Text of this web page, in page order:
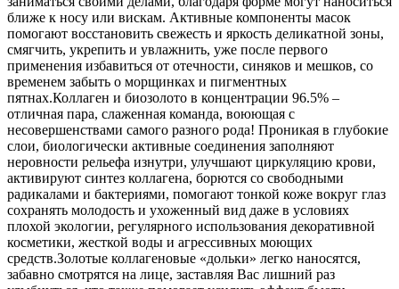
ближе к носу или вискам. Активные компоненты масок
помогают восстановить свежесть и яркость деликатной зоны,
смягчить, укрепить и увлажнить, уже после первого
применения избавиться от отечности, синяков и мешков, со
временем забыть о морщинках и пигментных
пятнах.Коллаген и биозолото в концентрации 96.5% –
отличная пара, слаженная команда, воюющая с
несовершенствами самого разного рода! Проникая в глубокие
слои, биологически активные соединения заполняют
неровности рельефа изнутри, улучшают циркуляцию крови,
активируют синтез коллагена, борются со свободными
радикалами и бактериями, помогают тонкой коже вокруг глаз
сохранять молодость и ухоженный вид даже в условиях
плохой экологии, регулярного использования декоративной
косметики, жесткой воды и агрессивных моющих
средств.Золотые коллагеновые «дольки» легко наносятся,
забавно смотрятся на лице, заставляя Вас лишний раз